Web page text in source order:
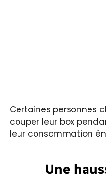
Certaines personnes
couper leur box
leur consommation
Une